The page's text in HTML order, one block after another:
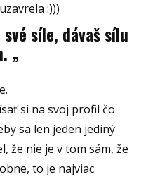
:)))
síle, dávaš sílu
„
si na svoj profil čo
sa len jeden jediný
že nie je v tom sám, že
to je najviac